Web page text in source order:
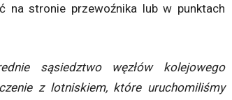
na stronie przewoźnika lub w punktach
sąsiedztwo węzłów kolejowego
z lotniskiem, które uruchomiliśmy